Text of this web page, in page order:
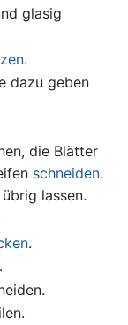
glasig
.
dazu geben
die Blätter
schneiden.
lassen.
.